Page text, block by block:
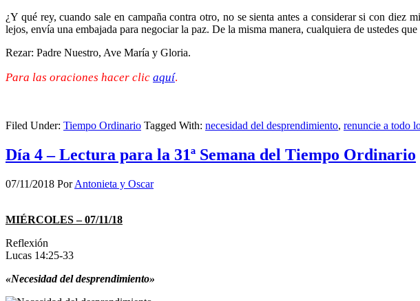
¿Y qué rey, cuando sale en campaña contra otro, no se sienta antes a considerar si con
lejos, envía una embajada para negociar la paz. De la misma manera, cualquiera de ustedes
Rezar: Padre Nuestro, Ave María y Gloria.
Para las oraciones hacer clic aquí.
Filed Under: Tiempo Ordinario Tagged With: necesidad del desprendimiento, renuncie a todo
Día 4 – Lectura para la 31ª Semana del Tiempo Ordinario
07/11/2018 PorAntonieta y Oscar
MIÉRCOLES – 07/11/18
Reflexión
Lucas 14:25-33
«Necesidad del desprendimiento»